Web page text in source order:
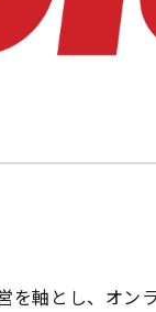
軸とし、オン